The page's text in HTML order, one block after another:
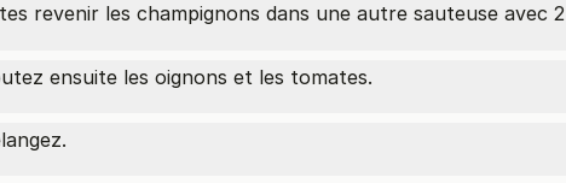
revenir les champignons dans une autre sauteuse avec 2
ensuite les oignons et les tomates.